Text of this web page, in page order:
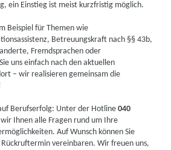
ein Einstieg ist meist kurzfristig möglich.
Beispiel für Themen wie
Betreuungskraft nach §§ 43b,
Fremdsprachen oder
uns einfach nach den aktuellen
– wir realisieren gemeinsam die
Berufserfolg: Unter der Hotline040
Ihnen alle Fragen rund um Ihre
Auf Wunsch können Sie
vereinbaren. Wir freuen uns,